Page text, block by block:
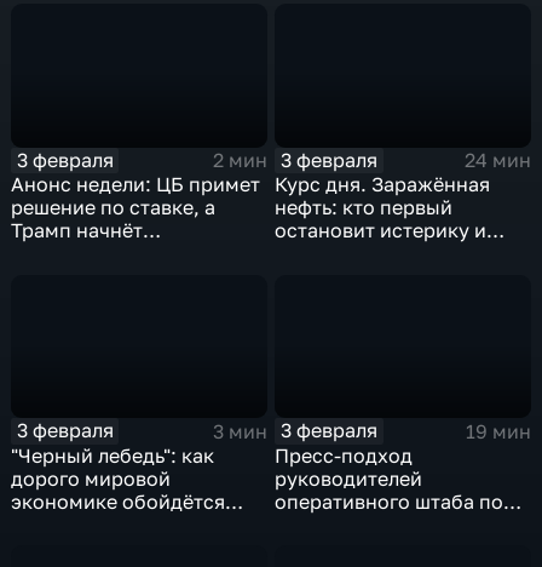
3 февраля
2 мин
Анонс недели: ЦБ примет
решение по ставке, а
Трамп начнёт
3 февраля
24 мин
Курс дня. Заражённая
нефть: кто первый
остановит истерику и
3 февраля
3 мин
"Черный лебедь": как
дорого мировой
экономике обойдётся
3 февраля
19 мин
Пресс-подход
руководителей
оперативного штаба по